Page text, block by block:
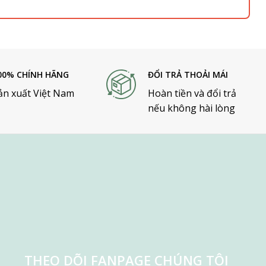
CHÍNH HÃNG
xuất Việt Nam
ĐỔI TRẢ THOẢI MÁI
Hoàn tiền và đổi trả
nếu không hài lòng
THEO DÕI FANPAGE CHÚNG TÔI